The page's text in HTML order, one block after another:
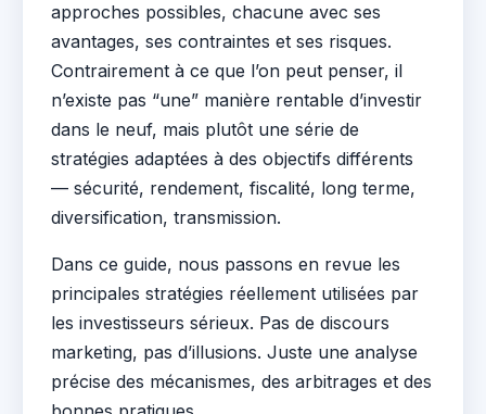
approches possibles, chacune avec ses
avantages, ses contraintes et ses risques.
Contrairement à ce que l’on peut penser, il
n’existe pas “une” manière rentable d’investir
dans le neuf, mais plutôt une série de
stratégies adaptées à des objectifs différents
— sécurité, rendement, fiscalité, long terme,
diversification, transmission.
Dans ce guide, nous passons en revue les
principales stratégies réellement utilisées par
les investisseurs sérieux. Pas de discours
marketing, pas d’illusions. Juste une analyse
précise des mécanismes, des arbitrages et des